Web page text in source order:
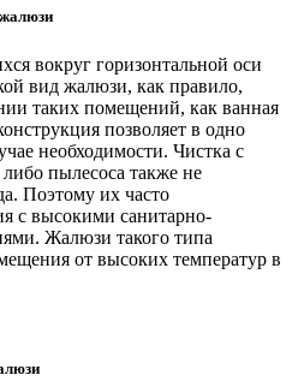
вокруг горизонтальной оси
вид жалюзи, как правило,
таких помещений, как ванная
позволяет в одно
необходимости. Чистка с
пылесоса также не
Поэтому их часто
с высокими санитарно-
Жалюзи такого типа
от высоких температур в